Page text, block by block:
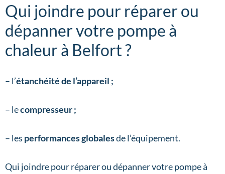
Qui joindre pour réparer ou
dépanner votre pompe à
chaleur à Belfort ?
– l’étanchéité de l’appareil ;
– lecompresseur ;
– les performances globalesde l’équipement.
Qui joindre pour réparer ou dépanner votre pompe à